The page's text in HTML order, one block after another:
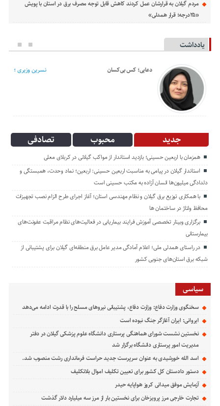
مردم گیلان به قرارشان عمل کردند كاهش قابل توجه مصرف برق در استان با پویش
یادداشت
دعایی؛ کس بی‌کسان نسرین وزیری ؛
جدید محبوب تصادفی
همزمان با اربعین حسینی؛ بازدید استاندار از مواکب گیلانی در کربلای معلی
استاندار گیلان در پیامی به مناسبت اربعین حسینی: اربعین؛ نماد وحدت، همبستگی و
دلدادگی میلیون‌ها انسان آزاده به مکتب حسینی است
با همکاری توزیع برق گیلان و نظام مهندسی استان؛ آغاز اجرای طرح الزام نصب تجهیزات
محافظ ولتاژ در ساختمان ها
برگزاری وبینار تخصصی آموزش فرایند بیماریابی در فعالیت‌های نظام مراقبت عفونت‌های
بیمارستانی
در راستای همدلی ملی؛ اعلام آمادگی مدیر عامل برق منطقه‌ای گیلان برای پشتیبانی از
شبكه برق استان‌های جنوبی كشور
سیاسی
سخنگوی وزارت دفاع: وزارت دفاع، پشتیبانی نیرو‌های مسلح را با قدرت ادامه می‌دهد
ایروانی: ایران آغازگر جنگ نبوده است
نخستین نشست شورای هماهنگی پرستاری دانشگاه علوم پزشکی گیلان در دفتر
مدیریت امور پرستاری دانشگاه برگزار شد
اسد الله خورشیدی به عنوان سرپرست جدید حراست فرمانداری رشت منصوب شد.
دستور دادستان کل کشور برای تعیین تکلیف اموال بلاتکلیف
آزمایش موفق میدانی کروز هواپایه حیدر
تجارت خارجی مرز پرویزخان برای نخستین بار از مرز سه میلیارد دلار گذشت